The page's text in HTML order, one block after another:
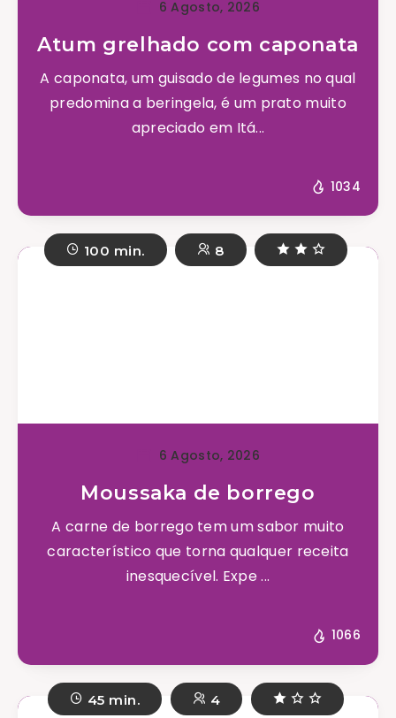
6 Agosto, 2026
Atum grelhado com caponata
A caponata, um guisado de legumes no qual
predomina a beringela, é um prato muito
apreciado em Itá...
1034
100 min. 8
6 Agosto, 2026
Moussaka de borrego
A carne de borrego tem um sabor muito
característico que torna qualquer receita
inesquecível. Expe ...
1066
45 min. 4